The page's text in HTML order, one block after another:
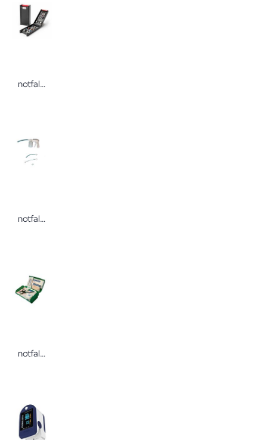
notfallkoffer.de MediBox IV Ampullenbox mit 4 Schlaufen für max. 45 Ampullen Notfallbedarf von notfallkoffer.de
notfallkoffer.de Handabsaugpumpe Set Notfallbedarf von notfallkoffer.de
notfallkoffer.de Erste-HiIlfe-Box mit Wandhalterung, Füllung nach DIN13157 Notfallbedarf von notfallkoffer.de